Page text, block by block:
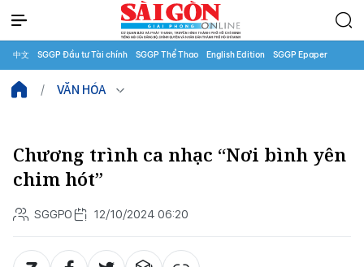
中文 SGGP Đầu tư Tài chính SGGP Thể Thao English Edition SGGP Epaper
VĂN HÓA
Chương trình ca nhạc “Nơi bình yên
chim hót”
SGGPO 12/10/2024 06:20